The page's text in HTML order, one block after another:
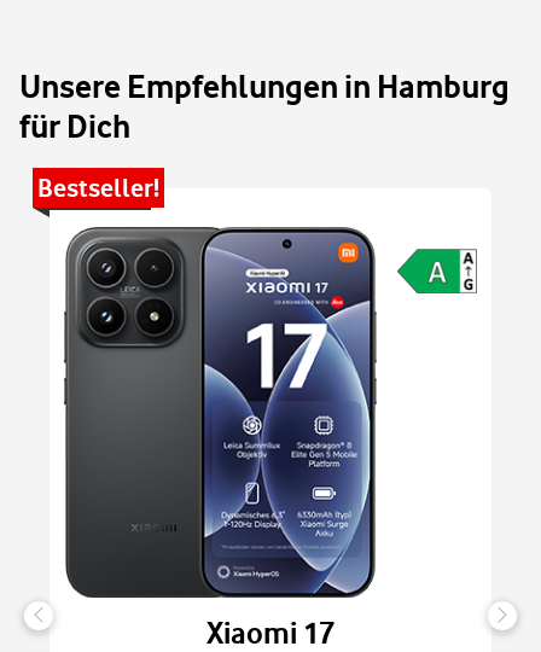
Unsere Empfehlungen in Hamburg
für Dich
Bestseller!
Xiaomi 17